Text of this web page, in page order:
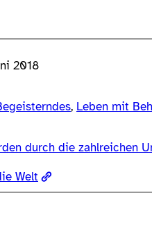
2018
, Leben mit
durch die zahlreichen
Welt